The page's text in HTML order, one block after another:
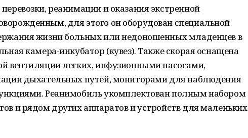
реанимации и оказания экстренной
для этого он оборудован специальной
жизни больных или недоношенных младенцев в
камера-инкубатор (кувез). Также скорая оснащена
вентиляции легких, инфузионными насосами,
дыхательных путей, мониторами для наблюдения
Реанимобиль укомплектован полным набором
и рядом других аппаратов и устройств для маленьких